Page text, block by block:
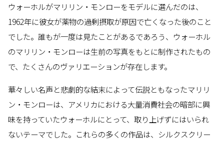
ウォーホルがマリリン・モンローをモデルに選んだのは、
1962年に彼女が薬物の過剰摂取が原因で亡くなった後のこと
でした。誰もが一度は見たことがあるであろう、ウォーホル
のマリリン・モンローは生前の写真をもとに制作されたもの
で、たくさんのヴァリエーションが存在します。
華々しい名声と悲劇的な結末によって伝説ともなったマリリ
ン・モンローは、アメリカにおける大量消費社会の暗部に興
味を持っていたウォーホルにとって、取り上げずにはいられ
ないテーマでした。これらの多くの作品は、シルクスクリー